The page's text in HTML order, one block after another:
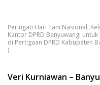
Peringati Hari Tani Nasional,
Kantor DPRD Banyuwangi
di Pertigaan DPRD Kabupaten
).
Veri Kurniawan –